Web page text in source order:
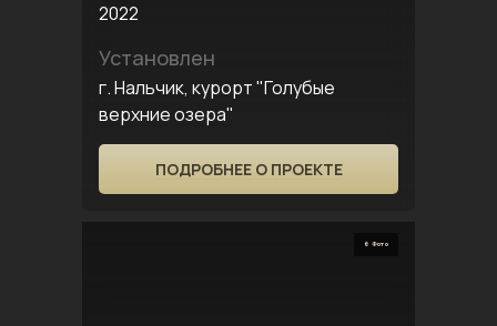
2022
Установлен
г. Нальчик, курорт "Голубые
верхние озера"
ПОДРОБНЕЕ О ПРОЕКТЕ
6 Фото